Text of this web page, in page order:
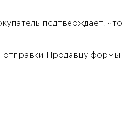
подтверждает,
Продавцу